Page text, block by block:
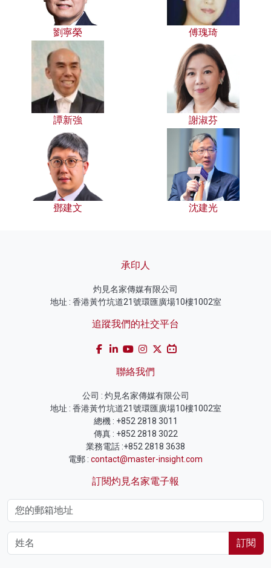
劉寧榮 傅瑰琦
譚新強 謝淑芬
鄧建文 沈建光
承印人
灼見名家傳媒有限公司
地址 : 香港黃竹坑道21號環匯廣場10樓1002室
追蹤我們的社交平台
聯絡我們
公司 : 灼見名家傳媒有限公司
地址 : 香港黃竹坑道21號環匯廣場10樓1002室
總機 : +852 2818 3011
傳真 : +852 2818 3022
業務電話 :+852 2818 3638
電郵 : contact@master-insight.com
訂閱灼見名家電子報
訂閱